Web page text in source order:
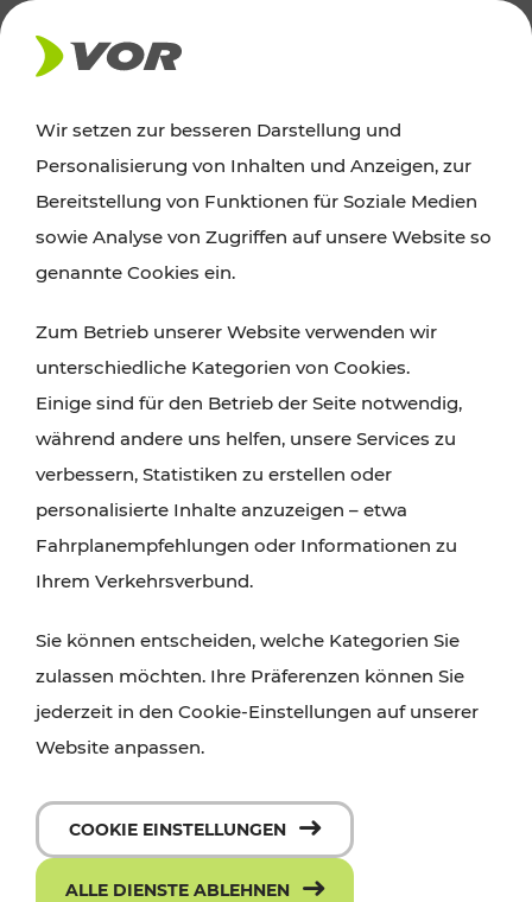
AKTUELLES
Ausflugstipps
Wien, Niederösterreich und das Burgenland
Wanderungen, Kultur und Gastronomie,
Radtouren oder purer Naturgenuss – viele
Attraktionen sind mit den Ticket- und Fahrplan-
Angeboten des VOR gut und schnell erreichbar.
Wir setzen zur besseren Darstellung und
Personalisierung von Inhalten und Anzeigen, zur
Bereitstellung von Funktionen für Soziale Medien
sowie Analyse von Zugriffen auf unsere Website so
genannte Cookies ein.
Zum Betrieb unserer Website verwenden wir
unterschiedliche Kategorien von Cookies.
Einige sind für den Betrieb der Seite notwendig,
während andere uns helfen, unsere Services zu
verbessern, Statistiken zu erstellen oder
personalisierte Inhalte anzuzeigen – etwa
Fahrplanempfehlungen oder Informationen zu
Ihrem Verkehrsverbund.
Sie können entscheiden, welche Kategorien Sie
zulassen möchten. Ihre Präferenzen können Sie
jederzeit in den Cookie-Einstellungen auf unserer
Website anpassen.
COOKIE EINSTELLUNGEN
ALLE DIENSTE ABLEHNEN